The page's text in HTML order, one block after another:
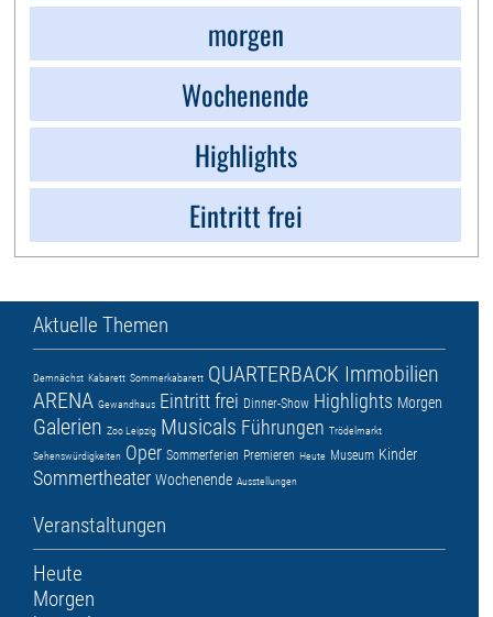
morgen
Wochenende
Highlights
Eintritt frei
Aktuelle Themen
Demnächst Kabarett Sommerkabarett QUARTERBACK Immobilien
ARENA Gewandhaus Eintritt frei Dinner-Show Highlights Morgen
Galerien Zoo Leipzig Musicals Führungen Trödelmarkt
Sehenswürdigkeiten Oper Sommerferien Premieren Heute Museum Kinder
Sommertheater Wochenende Ausstellungen
Veranstaltungen
Heute
Morgen